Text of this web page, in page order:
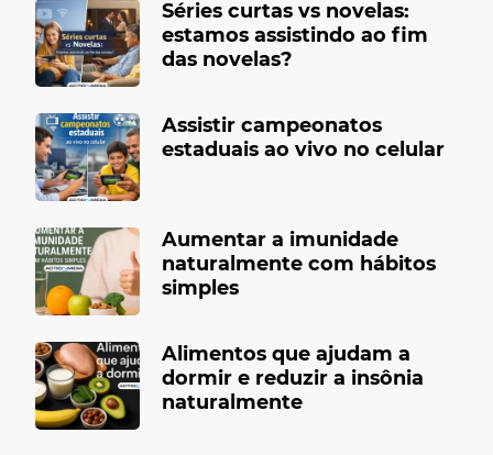
Séries curtas vs novelas:
estamos assistindo ao fim
das novelas?
Assistir campeonatos
estaduais ao vivo no celular
Aumentar a imunidade
naturalmente com hábitos
simples
Alimentos que ajudam a
dormir e reduzir a insônia
naturalmente